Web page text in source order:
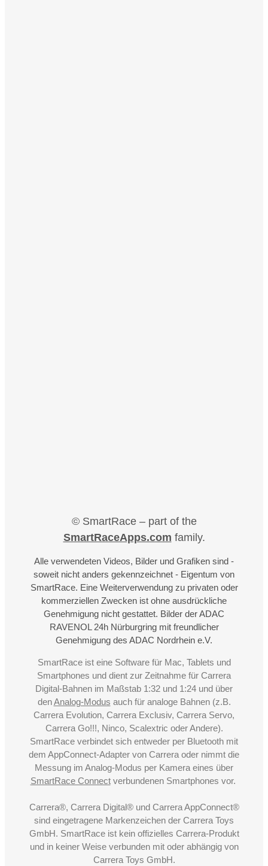
© SmartRace – part of the
SmartRaceApps.com family.
Alle verwendeten Videos, Bilder und Grafiken sind -
soweit nicht anders gekennzeichnet - Eigentum von
SmartRace. Eine Weiterverwendung zu privaten oder
kommerziellen Zwecken ist ohne ausdrückliche
Genehmigung nicht gestattet. Bilder der ADAC
RAVENOL 24h Nürburgring mit freundlicher
Genehmigung des ADAC Nordrhein e.V.
SmartRace ist eine Software für Mac, Tablets und
Smartphones und dient zur Zeitnahme für Carrera
Digital-Bahnen im Maßstab 1:32 und 1:24 und über
denAnalog-Modus auch für analoge Bahnen (z.B.
Carrera Evolution, Carrera Exclusiv, Carrera Servo,
Carrera Go!!!, Ninco, Scalextric oder Andere).
SmartRace verbindet sich entweder per Bluetooth mit
dem AppConnect-Adapter von Carrera oder nimmt die
Messung im Analog-Modus per Kamera eines über
SmartRace Connectverbundenen Smartphones vor.
Carrera®, Carrera Digital® und Carrera AppConnect®
sind eingetragene Markenzeichen der Carrera Toys
GmbH. SmartRace ist kein offizielles Carrera-Produkt
und in keiner Weise verbunden mit oder abhängig von
Carrera Toys GmbH.